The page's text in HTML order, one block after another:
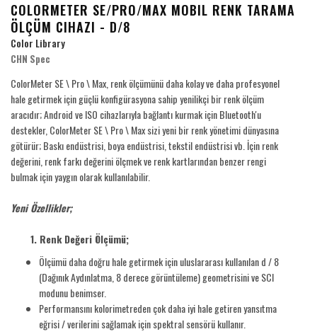
COLORMETER SE/PRO/MAX MOBIL RENK TARAMA
ÖLÇÜM CIHAZI - D/8
Color Library
CHN Spec
ColorMeter SE \ Pro \ Max, renk ölçümünü daha kolay ve daha profesyonel
hale getirmek için güçlü konfigürasyona sahip yenilikçi bir renk ölçüm
aracıdır; Android ve ISO cihazlarıyla bağlantı kurmak için Bluetooth'u
destekler, ColorMeter SE \ Pro \ Max sizi yeni bir renk yönetimi dünyasına
götürür; Baskı endüstrisi, boya endüstrisi, tekstil endüstrisi vb. İçin renk
değerini, renk farkı değerini ölçmek ve renk kartlarından benzer rengi
bulmak için yaygın olarak kullanılabilir.
Yeni Özellikler;
1. Renk Değeri Ölçümü;
Ölçümü daha doğru hale getirmek için uluslararası kullanılan d / 8
(Dağınık Aydınlatma, 8 derece görüntüleme) geometrisini ve SCI
modunu benimser.
Performansını kolorimetreden çok daha iyi hale getiren yansıtma
eğrisi / verilerini sağlamak için spektral sensörü kullanır.